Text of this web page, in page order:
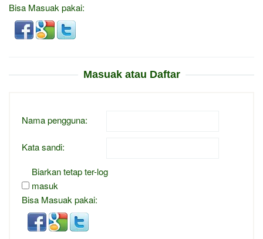
Bisa Masuak pakai:
Masuak atau Daftar
Nama pengguna:
Kata sandi:
Biarkan tetap ter-log
masuk
Bisa Masuak pakai: